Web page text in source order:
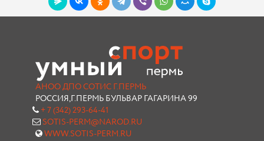
АНОО ДПО СОТИС Г.ПЕРМЬ
РОССИЯ,Г.ПЕРМЬ БУЛЬВАР ГАГАРИНА 99
+ 7 (342) 293-64-41
SOTIS-PERM@NAROD.RU
WWW.SOTIS-PERM.RU